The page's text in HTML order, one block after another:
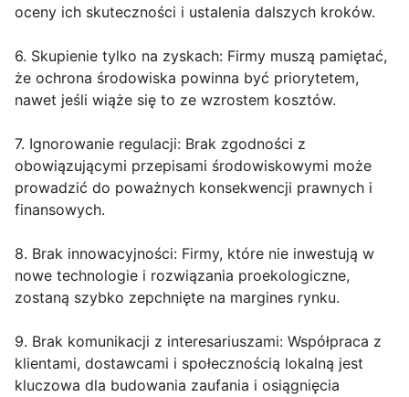
oceny ich skuteczności i ustalenia dalszych kroków.
6. Skupienie tylko na zyskach: Firmy muszą pamiętać,
że ochrona środowiska powinna być priorytetem,
nawet jeśli wiąże się to ze wzrostem kosztów.
7. Ignorowanie regulacji: Brak zgodności z
obowiązującymi przepisami środowiskowymi może
prowadzić do poważnych konsekwencji prawnych i
finansowych.
8. Brak innowacyjności: Firmy, które nie inwestują w
nowe technologie i rozwiązania proekologiczne,
zostaną szybko zepchnięte na margines rynku.
9. Brak komunikacji z interesariuszami: Współpraca z
klientami, dostawcami i społecznością lokalną jest
kluczowa dla budowania zaufania i osiągnięcia